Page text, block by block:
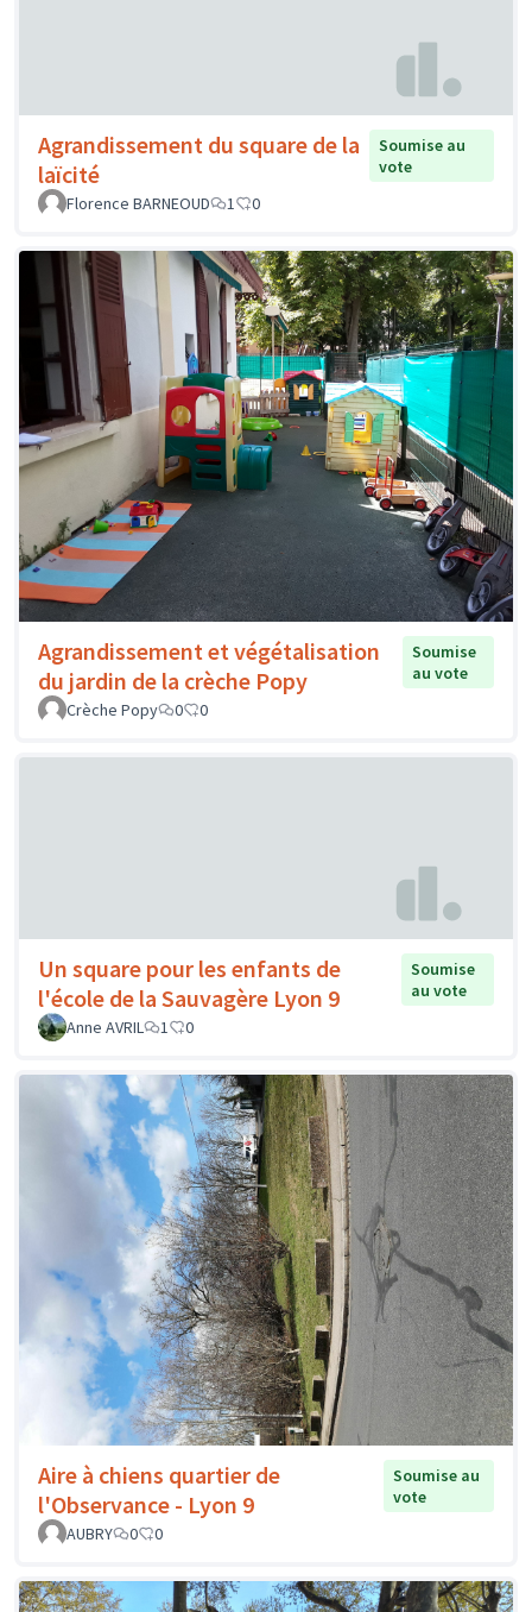
Agrandissement du square de la
laïcité
Soumise au
vote
Florence BARNEOUD
1 0
Agrandissement et végétalisation
du jardin de la crèche Popy
Soumise
au vote
Crèche Popy
0 0
Un square pour les enfants de
l'école de la Sauvagère Lyon 9
Soumise
au vote
Anne AVRIL
1 0
Aire à chiens quartier de
l'Observance - Lyon 9
Soumise au
vote
AUBRY
0 0